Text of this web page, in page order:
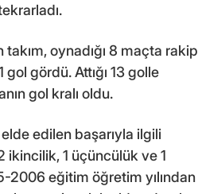
oynadığı 8 maçta rakip
gördü. Attığı 13 golle
gol kralı oldu.
edilen başarıyla ilgili
ikincilik, 1 üçüncülük ve 1
2006 eğitim öğretim yılından